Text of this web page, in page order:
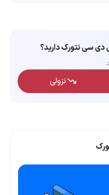
سی نتورک دارید؟
نزولی